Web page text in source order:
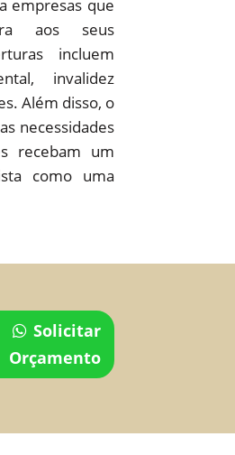
empresas que
aos seus
incluem
invalidez
Além disso, o
necessidades
recebam um
como uma
Solicitar
Orçamento